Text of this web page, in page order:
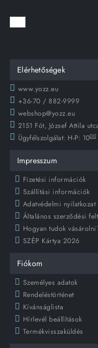
Elérhetőségek
www.yozz.eu
+36-70 / 882-9999
webshop@yozz.eu
2151 Fót, József Attila
Ügyfélszolgálat: H-P: 1000
Impresszum
Fizetési információk
Szállítási információk
Adatvédelmi nyilatkozat
Általános szerződési
Hogyan tudok
SZÉP Kártya 2026
Fiókom
Személyes adatok
Rendeléstörténet
Kívánságlista
Hírlevél beállítások
Termékvisszaküldés